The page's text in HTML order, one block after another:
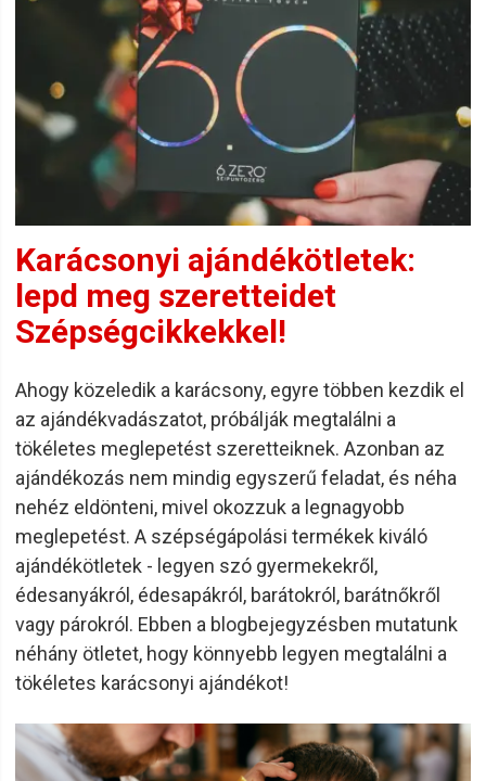
Karácsonyi ajándékötletek:
lepd meg szeretteidet
Szépségcikkekkel!
Ahogy közeledik a karácsony, egyre többen kezdik el
az ajándékvadászatot, próbálják megtalálni a
tökéletes meglepetést szeretteiknek. Azonban az
ajándékozás nem mindig egyszerű feladat, és néha
nehéz eldönteni, mivel okozzuk a legnagyobb
meglepetést. A szépségápolási termékek kiváló
ajándékötletek - legyen szó gyermekekről,
édesanyákról, édesapákról, barátokról, barátnőkről
vagy párokról. Ebben a blogbejegyzésben mutatunk
néhány ötletet, hogy könnyebb legyen megtalálni a
tökéletes karácsonyi ajándékot!